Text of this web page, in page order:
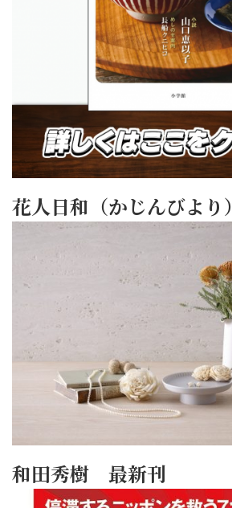
花人日和（かじんびより）
和田秀樹 最新刊